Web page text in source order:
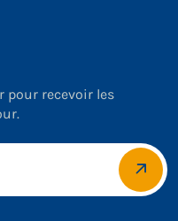
pour recevoir les